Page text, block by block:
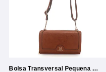
Bolsa Transversal Pequena Com Compartimentos